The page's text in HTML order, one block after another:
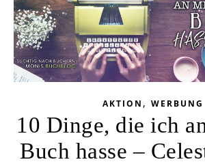
AKTION , WERBUNG
10 Dinge, die ich
Buch hasse –